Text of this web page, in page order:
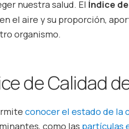
nuestra salud. El Índice de
el aire y su proporción,
organismo.
de Calidad
conocer el estado de la
como las partículas